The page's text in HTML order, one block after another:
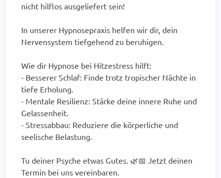
nicht hilflos ausgeliefert sein!
In unserer Hypnosepraxis helfen wir dir, dein
Nervensystem tiefgehend zu beruhigen.
Wie dir Hypnose bei Hitzestress hilft:
- Besserer Schlaf: Finde trotz tropischer Nächte in
tiefe Erholung.
- Mentale Resilienz: Stärke deine innere Ruhe und
Gelassenheit.
- Stressabbau: Reduziere die körperliche und
seelische Belastung.
Tu deiner Psyche etwas Gutes. 🌿📅 Jetzt deinen
Termin bei uns vereinbaren.